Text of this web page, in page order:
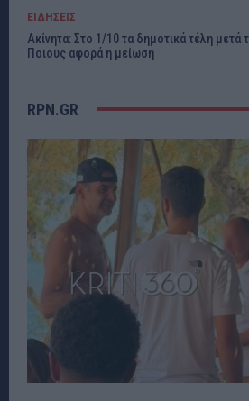
ΕΙΔΗΣΕΙΣ
Ακίνητα: Στο 1/10 τα δημοτικά τέλη μετά
Ποιους αφορά η μείωση
RPN.GR